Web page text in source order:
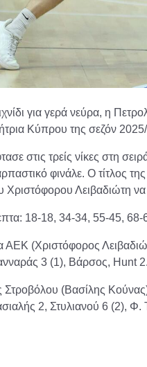
για γερά νεύρα, η
Κύπρου της σεζόν
στις τρείς νίκες στη
φινάλε. Ο τίτλος
Χριστόφορου Λειβαδιώτη να
18-18, 34-34, 55-45, 68-
ΑΕΚ (Χριστόφορος
3 (1), Βάρσος, Hunt 2.
Στροβόλου (Βασίλης
2, Στυλιανού 6 (2), Φ.